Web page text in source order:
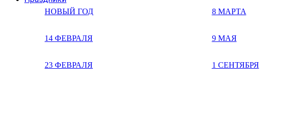
НОВЫЙ ГОД
14 ФЕВРАЛЯ
23 ФЕВРАЛЯ
8 МАРТА
9 МАЯ
1 СЕНТЯБРЯ